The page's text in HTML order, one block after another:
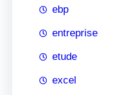
ebp
entreprise
etude
excel